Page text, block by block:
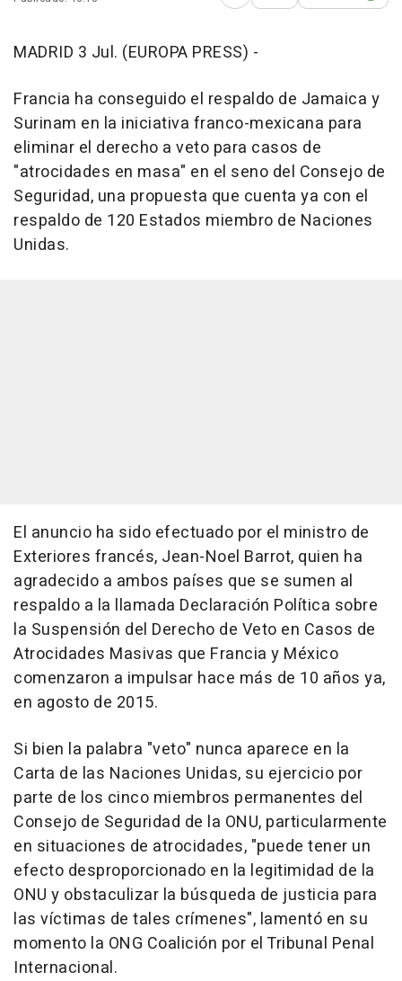
MADRID 3 Jul. (EUROPA PRESS) -
Francia ha conseguido el respaldo de Jamaica y
Surinam en la iniciativa franco-mexicana para
eliminar el derecho a veto para casos de
"atrocidades en masa" en el seno del Consejo de
Seguridad, una propuesta que cuenta ya con el
respaldo de 120 Estados miembro de Naciones
Unidas.
El anuncio ha sido efectuado por el ministro de
Exteriores francés, Jean-Noel Barrot, quien ha
agradecido a ambos países que se sumen al
respaldo a la llamada Declaración Política sobre
la Suspensión del Derecho de Veto en Casos de
Atrocidades Masivas que Francia y México
comenzaron a impulsar hace más de 10 años ya,
en agosto de 2015.
Si bien la palabra "veto" nunca aparece en la
Carta de las Naciones Unidas, su ejercicio por
parte de los cinco miembros permanentes del
Consejo de Seguridad de la ONU, particularmente
en situaciones de atrocidades, "puede tener un
efecto desproporcionado en la legitimidad de la
ONU y obstaculizar la búsqueda de justicia para
las víctimas de tales crímenes", lamentó en su
momento la ONG Coalición por el Tribunal Penal
Internacional.